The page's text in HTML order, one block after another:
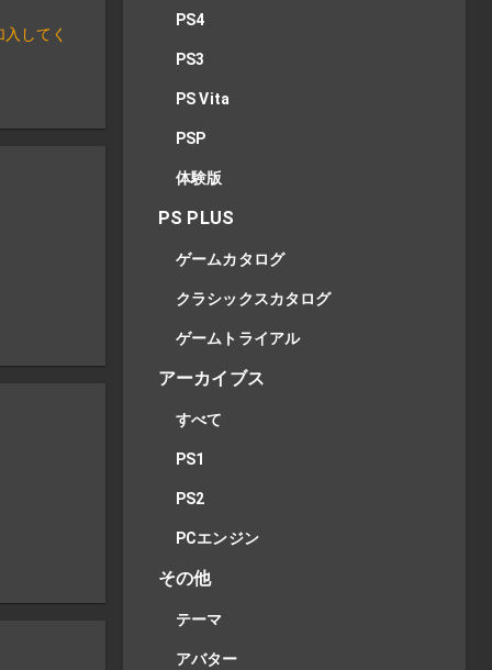
してく
PS4
PS3
PS Vita
PSP
体験版
PS PLUS
ゲームカタログ
クラシックスカタログ
ゲームトライアル
アーカイブス
すべて
PS1
PS2
PCエンジン
その他
テーマ
アバター